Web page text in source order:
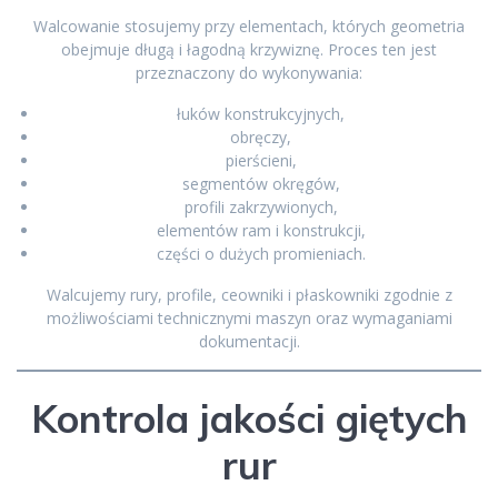
Walcowanie stosujemy przy elementach, których geometria
obejmuje długą i łagodną krzywiznę. Proces ten jest
przeznaczony do wykonywania:
łuków konstrukcyjnych,
obręczy,
pierścieni,
segmentów okręgów,
profili zakrzywionych,
elementów ram i konstrukcji,
części o dużych promieniach.
Walcujemy rury, profile, ceowniki i płaskowniki zgodnie z
możliwościami technicznymi maszyn oraz wymaganiami
dokumentacji.
Kontrola jakości giętych
rur